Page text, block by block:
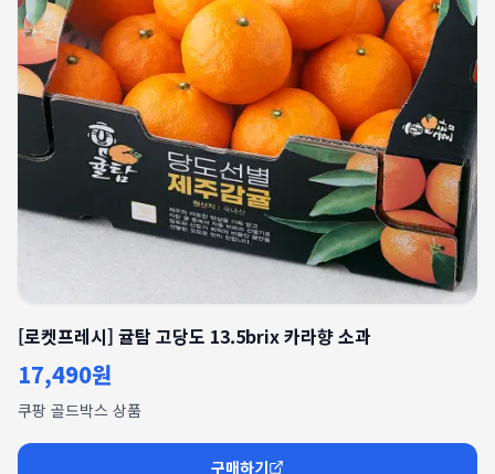
[로켓프레시] 귤탐 고당도 13.5brix 카라향 소과
17,490원
쿠팡 골드박스 상품
구매하기